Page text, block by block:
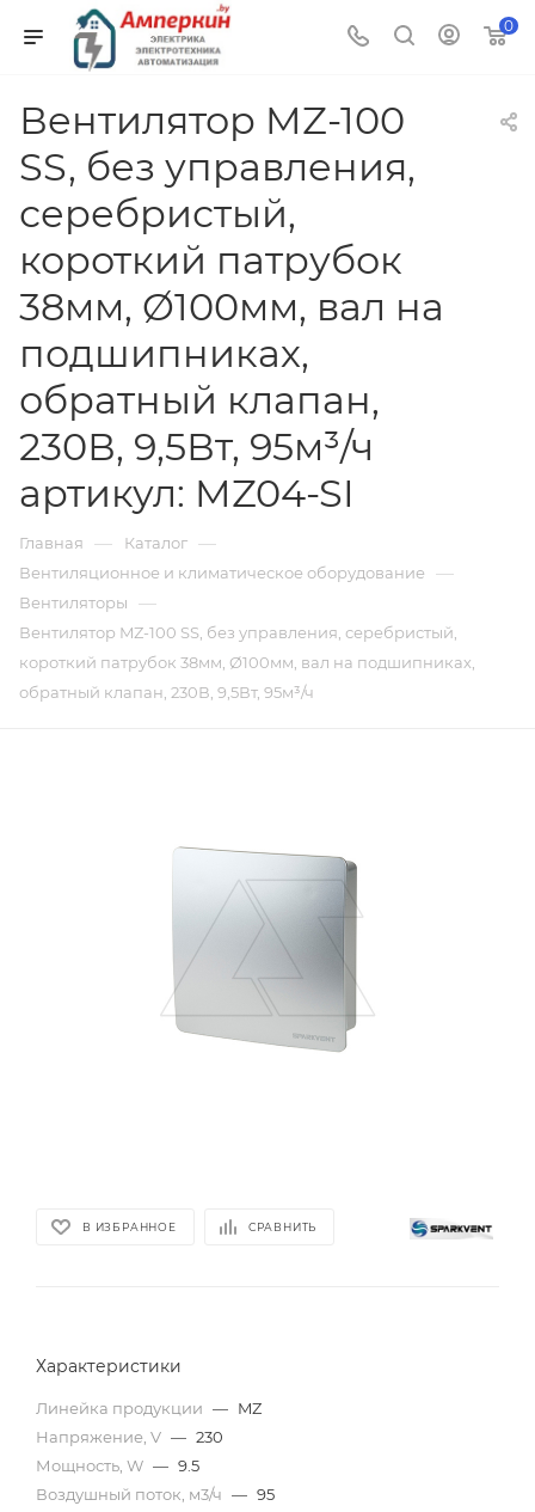
0
Вентилятор MZ-100
SS, без управления,
серебристый,
короткий патрубок
38мм, Ø100мм, вал на
подшипниках,
обратный клапан,
230В, 9,5Вт, 95м³/ч
артикул: MZ04-SI
Главная — Каталог —
Вентиляционное и климатическое оборудование —
Вентиляторы —
Вентилятор MZ-100 SS, без управления, серебристый,
короткий патрубок 38мм, Ø100мм, вал на подшипниках,
обратный клапан, 230В, 9,5Вт, 95м³/ч
В ИЗБРАННОЕ СРАВНИТЬ
Характеристики
Линейка продукции — MZ
Напряжение, V — 230
Мощность, W — 9.5
Воздушный поток, м3/ч — 95